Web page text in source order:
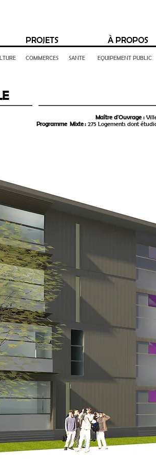
PROJETS À PROPOS
COMMERCES SANTE EQUIPEMENT PUBLIC
Maître d'Ouvrage :
Programme Mixte : 275 Logements dont